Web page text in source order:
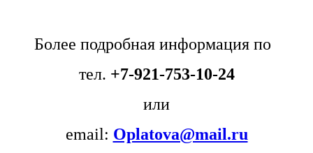
Более подробная информация по
тел. +7-921-753-10-24
или
email: Oplatova@mail.ru